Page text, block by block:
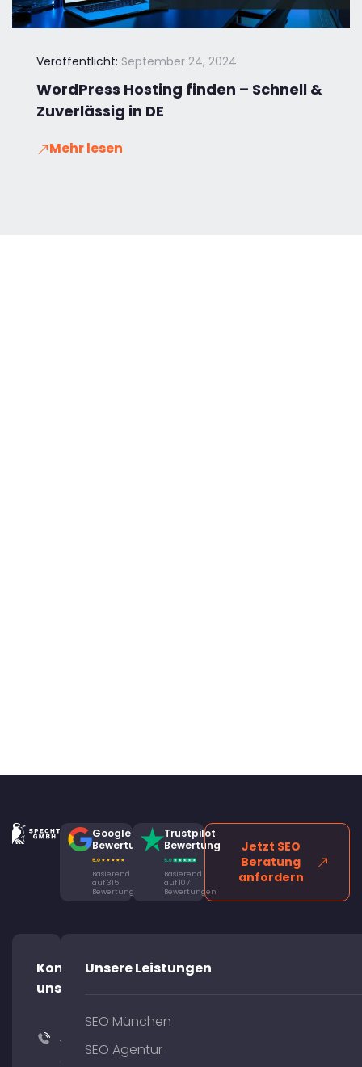
Veröffentlicht: September 24, 2024
WordPress Hosting finden – Schnell &
Zuverlässig in DE
Mehr lesen
Google
Bewertung
Basierend
auf 315
Bewertungen
Trustpilot
Bewertung
Basierend
auf 107
Bewertungen
Jetzt SEO
Beratung
anfordern
Kontaktiere
uns!
+49
Unsere Leistungen
SEO München
SEO Agentur